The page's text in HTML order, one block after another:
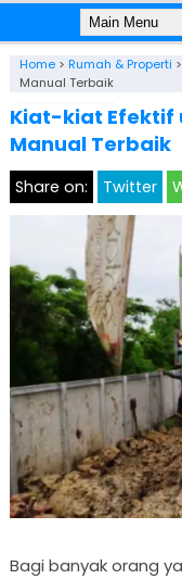
Home> Rumah & Properti >
Manual Terbaik
Kiat-kiat Efektif
Manual Terbaik
Share on: Twitter
Bagi banyak orang